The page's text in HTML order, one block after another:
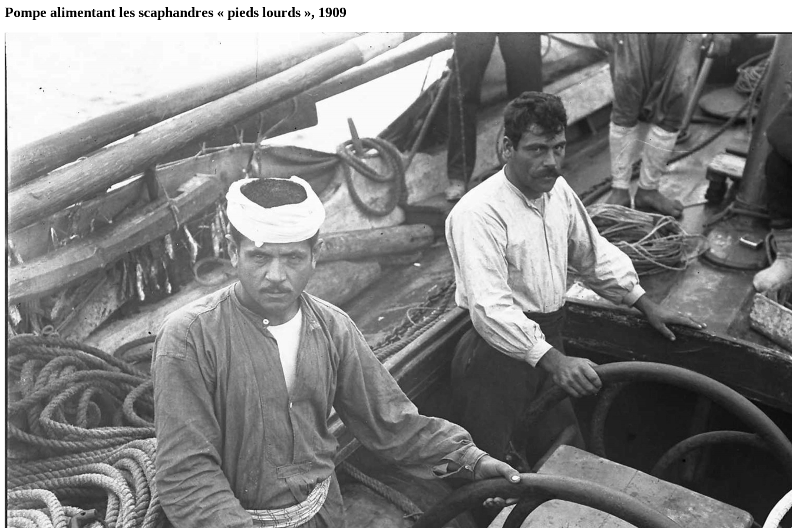
Pompe alimentant les scaphandres « pieds lourds », 1909